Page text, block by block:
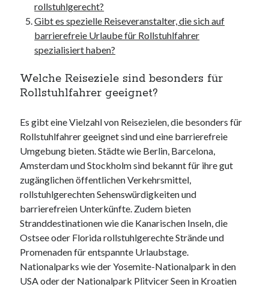
rollstuhlgerecht?
Gibt es spezielle Reiseveranstalter, die sich auf
barrierefreie Urlaube für Rollstuhlfahrer
spezialisiert haben?
Welche Reiseziele sind besonders für
Rollstuhlfahrer geeignet?
Es gibt eine Vielzahl von Reisezielen, die besonders für
Rollstuhlfahrer geeignet sind und eine barrierefreie
Umgebung bieten. Städte wie Berlin, Barcelona,
Amsterdam und Stockholm sind bekannt für ihre gut
zugänglichen öffentlichen Verkehrsmittel,
rollstuhlgerechten Sehenswürdigkeiten und
barrierefreien Unterkünfte. Zudem bieten
Stranddestinationen wie die Kanarischen Inseln, die
Ostsee oder Florida rollstuhlgerechte Strände und
Promenaden für entspannte Urlaubstage.
Nationalparks wie der Yosemite-Nationalpark in den
USA oder der Nationalpark Plitvicer Seen in Kroatien